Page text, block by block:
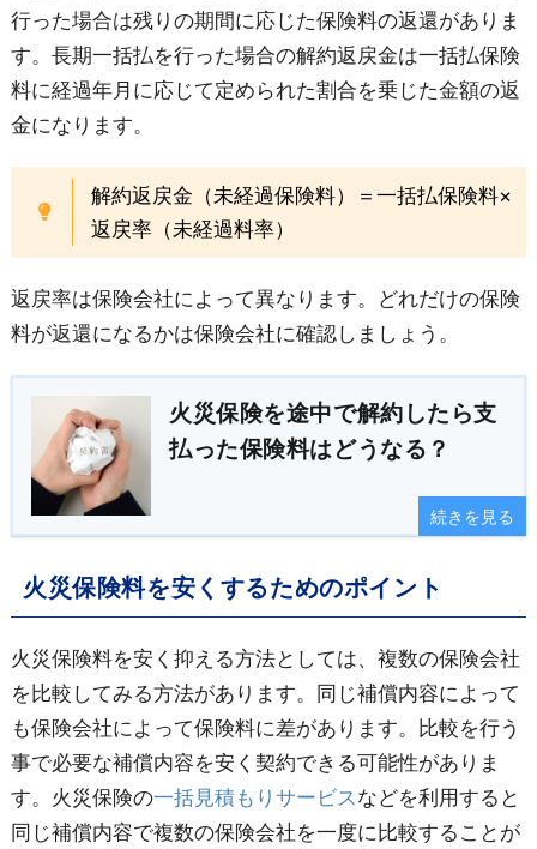
行った場合は残りの期間に応じた保険料の返還がありま
す。長期一括払を行った場合の解約返戻金は一括払保険
料に経過年月に応じて定められた割合を乗じた金額の返
金になります。
解約返戻金（未経過保険料）＝一括払保険料×
返戻率（未経過料率）
返戻率は保険会社によって異なります。どれだけの保険
料が返還になるかは保険会社に確認しましょう。
火災保険を途中で解約したら支
払った保険料はどうなる？
続きを見る
火災保険料を安くするためのポイント
火災保険料を安く抑える方法としては、複数の保険会社
を比較してみる方法があります。同じ補償内容によって
も保険会社によって保険料に差があります。比較を行う
事で必要な補償内容を安く契約できる可能性がありま
す。火災保険の一括見積もりサービスなどを利用すると
同じ補償内容で複数の保険会社を一度に比較することが